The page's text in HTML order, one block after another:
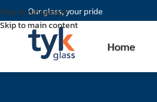
Skip to navigation
Skip to main content
Our glass, your pride
Home